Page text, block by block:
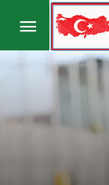
Mevlüt
ödemekle
Yorum Yap